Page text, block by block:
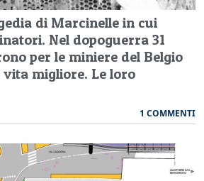
di Marcinelle in cui
Nel dopoguerra 31
per le miniere del Belgio
migliore. Le loro
1 COMMENTI